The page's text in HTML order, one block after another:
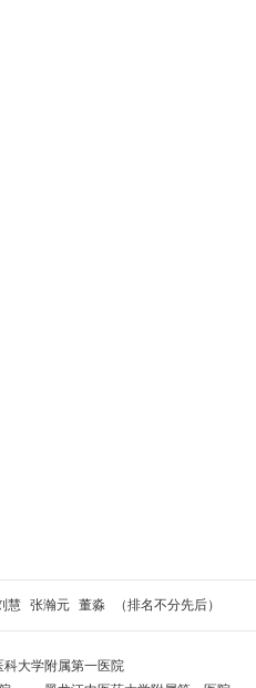
慧 张瀚元 董淼 （排名不分先后）
科大学附属第一医院